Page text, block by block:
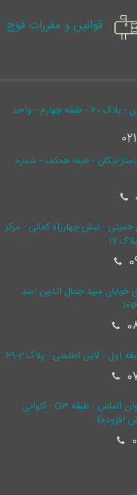
قوانین و مقررات قوچ
میدان هروی - خیابان آزادی - پلاک 60 - طبقه چهارم - واحد
نیکان - طبقه همکف - شماره
خمینی - نبش چهارراه کمالی - مرکز
۱۷
خیابان سید جمال ‌الدین اسد
اول - لاین اطلسی - پلاک 2-69
ایران مال - ایوان الماس - طبقه G3 - کاوانی
افزوده)